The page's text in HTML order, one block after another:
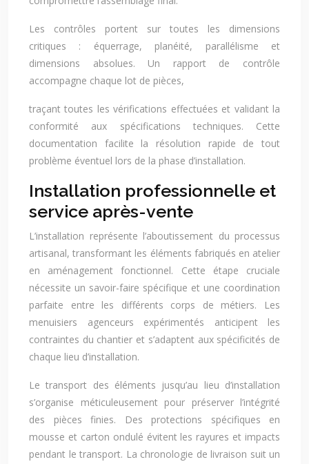
Les contrôles portent sur toutes les dimensions
critiques : équerrage, planéité, parallélisme et
dimensions absolues. Un rapport de contrôle
accompagne chaque lot de pièces,
traçant toutes les vérifications effectuées et validant la
conformité aux spécifications techniques. Cette
documentation facilite la résolution rapide de tout
problème éventuel lors de la phase d’installation.
Installation professionnelle et
service après-vente
L’installation représente l’aboutissement du processus
artisanal, transformant les éléments fabriqués en atelier
en aménagement fonctionnel. Cette étape cruciale
nécessite un savoir-faire spécifique et une coordination
parfaite entre les différents corps de métiers. Les
menuisiers agenceurs expérimentés anticipent les
contraintes du chantier et s’adaptent aux spécificités de
chaque lieu d’installation.
Le transport des éléments jusqu’au lieu d’installation
s’organise méticuleusement pour préserver l’intégrité
des pièces finies. Des protections spécifiques en
mousse et carton ondulé évitent les rayures et impacts
pendant le transport. La chronologie de livraison suit un